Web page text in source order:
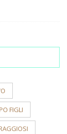
FIGLI